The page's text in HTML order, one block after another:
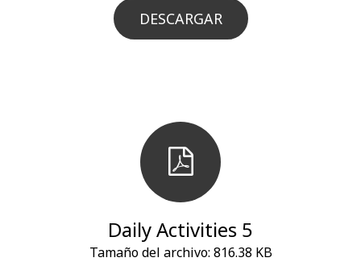
DESCARGAR
Daily Activities 5
Tamaño del archivo: 816.38 KB